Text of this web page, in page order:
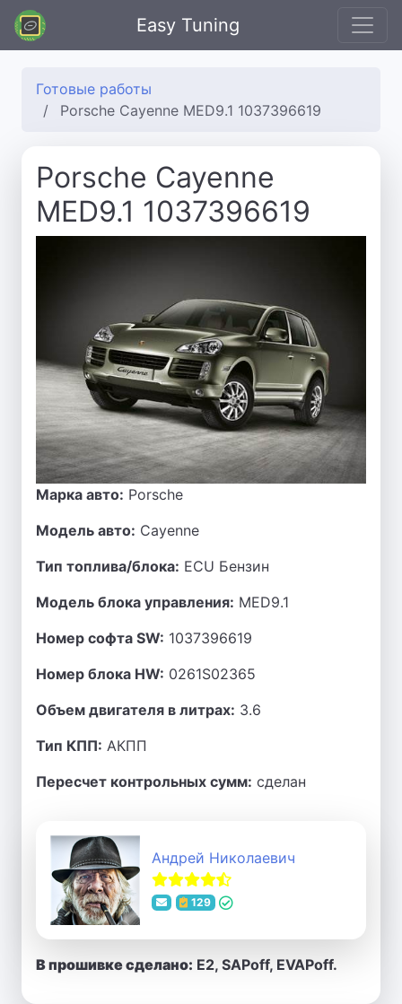
Easy Tuning
Готовые работы
Porsche Cayenne MED9.1 1037396619
Porsche Cayenne
MED9.1 1037396619
Марка авто: Porsche
Модель авто: Cayenne
Тип топлива/блока: ECU Бензин
Модель блока управления: MED9.1
Номер софта SW: 1037396619
Номер блока HW: 0261S02365
Объем двигателя в литрах: 3.6
Тип КПП: АКПП
Пересчет контрольных сумм: сделан
Андрей Николаевич
129
В прошивке сделано: E2, SAPoff, EVAPoff.